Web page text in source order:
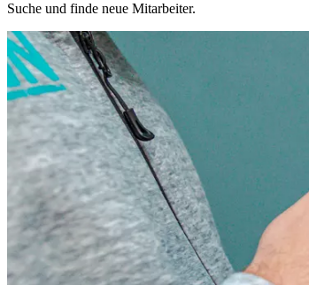
Suche und finde neue Mitarbeiter.